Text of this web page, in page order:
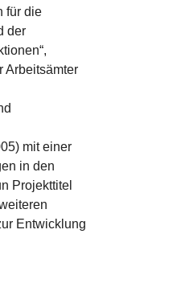
für die
der
Arbeitsämter
mit einer
in den
Projekttitel
Entwicklung